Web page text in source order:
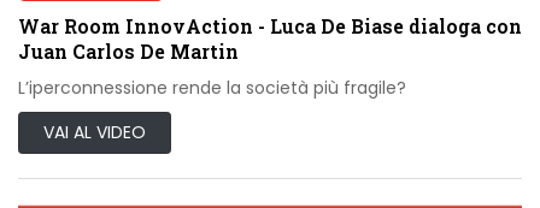
War Room InnovAction - Luca De Biase dialoga con
Juan Carlos De Martin
L’iperconnessione rende la società più fragile?
VAI AL VIDEO